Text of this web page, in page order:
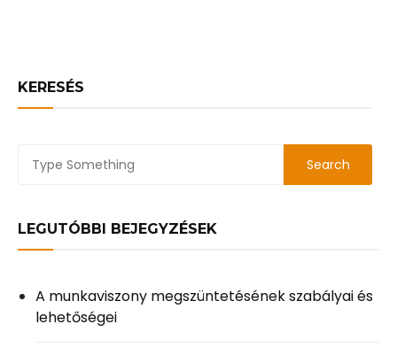
KERESÉS
LEGUTÓBBI BEJEGYZÉSEK
A munkaviszony megszüntetésének szabályai és
lehetőségei